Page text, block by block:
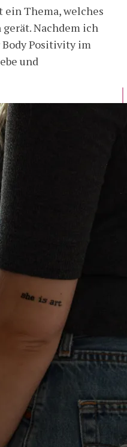
Thema, welches
Nachdem ich
Positivity im
und